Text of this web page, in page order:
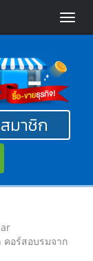
Toggle
มาชิก
คอร์สอบรมจาก